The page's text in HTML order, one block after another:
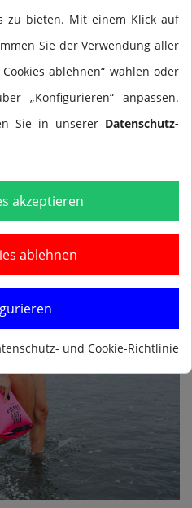
zu bieten. Mit einem Klick auf
Sie der Verwendung aller
ablehnen“ wählen oder
„Konfigurieren“ anpassen.
Sie in unserer Datenschutz-
akzeptieren
ablehnen
und Cookie-Richtlinie